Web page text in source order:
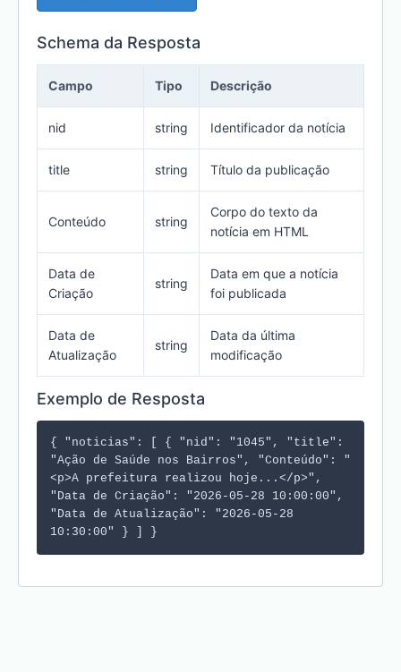
Schema da Resposta
Campo Tipo Descrição
nid string Identificador da notícia
title string Título da publicação
Conteúdo string
Corpo do texto da
notícia em HTML
Data de
Criação
string
Data em que a notícia
foi publicada
Data de
Atualização
string
Data da última
modificação
Exemplo de Resposta
{ "noticias": [ { "nid": "1045", "title":
"Ação de Saúde nos Bairros", "Conteúdo": "
<p>A prefeitura realizou hoje...</p>",
"Data de Criação": "2026-05-28 10:00:00",
"Data de Atualização": "2026-05-28
10:30:00" } ] }